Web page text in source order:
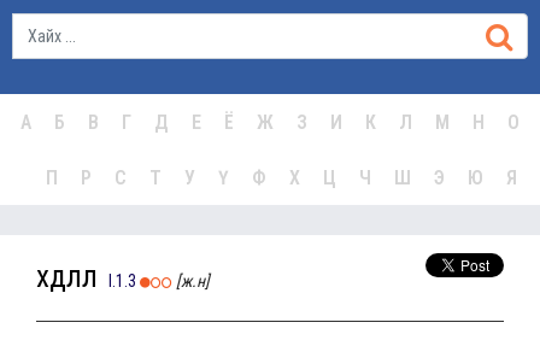
А Б В Г Д Е Ё Ж З И К Л М Н О
П Р С Т У Ү Ф Х Ц Ч Ш Э Ю Я
хөдлөл I.1.3 [ж.н]